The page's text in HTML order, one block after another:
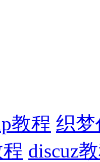
教程 织
discuz